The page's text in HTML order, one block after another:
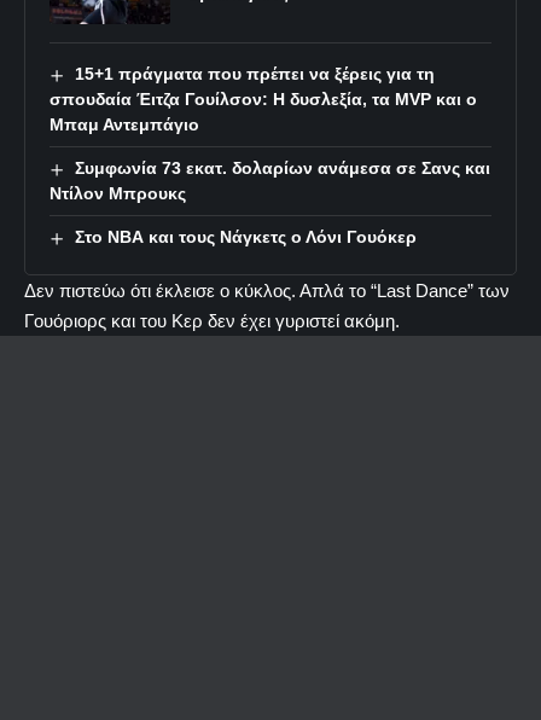
15+1 πράγματα που πρέπει να ξέρεις για τη
σπουδαία Έιτζα Γουίλσον: Η δυσλεξία, τα MVP και ο
Μπαμ Αντεμπάγιο
Συμφωνία 73 εκατ. δολαρίων ανάμεσα σε Σανς και
Ντίλον Μπρουκς
Στο ΝΒΑ και τους Νάγκετς ο Λόνι Γουόκερ
Δεν πιστεύω ότι έκλεισε ο κύκλος. Απλά το “Last Dance” των
Γουόριορς και του Κερ δεν έχει γυριστεί ακόμη.